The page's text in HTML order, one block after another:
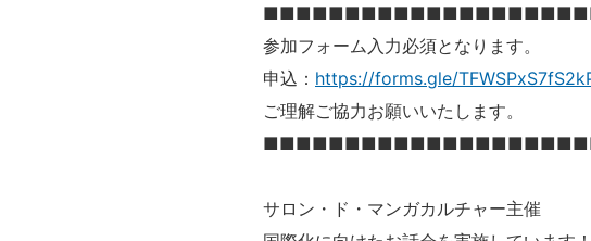
参加フォーム入力必須となります。
申込： https://forms.gle/
ご理解ご協力お願いいたします。
サロン・ド・マンガカルチャー主催